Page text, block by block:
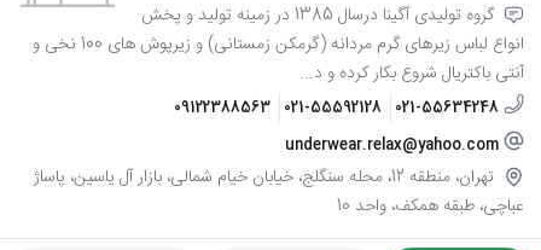
گروه تولیدی آگینا درسال 1385 در زمینه تولید و پخش
انواع لباس زیرهای گرم مردانه (گرمکن زمستانی) و زیرپوش های 100 نخی و
آنتی باکتریال شروع بکار کرده و د...
021-55634248
021-55592128
09122388563
underwear.relax@yahoo.com
تهران، منطقه 12، محله سنگلج، خیابان خیام شمالی، بازار آل یاسین، پاساژ
عباچی، طبقه همکف، واحد 10